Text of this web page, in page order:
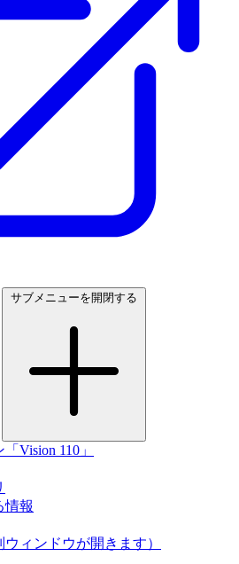
サブメニューを開閉する
Vision 110」
情報
ウィンドウが開きます）